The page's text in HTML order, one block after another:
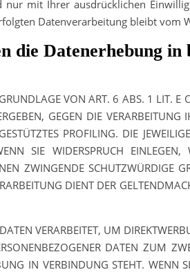
nur mit Ihrer ausdrücklichen
Datenverarbeitung bleibt vom
die Datenerhebung
VON ART. 6 ABS. 1 LIT. E
GEGEN DIE
PROFILING. DIE
SIE WIDERSPRUCH
ZWINGENDE SCHUTZWÜRDIGE
DIENT DER
VERARBEITET, UM
DATEN ZUM
IN VERBINDUNG STEHT. WENN